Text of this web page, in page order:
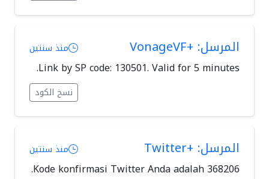
المرسل: +VonageVF منذ سنتين
Link by SP code: 130501. Valid for 5 minutes.
نسخ الكود
المرسل: +Twitter منذ سنتين
Kode konfirmasi Twitter Anda adalah 368206.